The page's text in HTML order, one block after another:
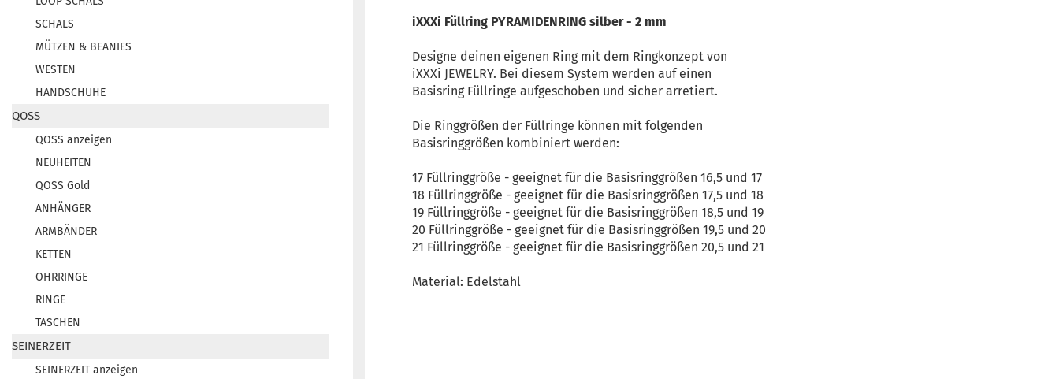
iXXXi Füllring PYRAMIDENRING silber - 2 mm
Designe deinen eigenen Ring mit dem Ringkonzept von
iXXXi JEWELRY. Bei diesem System werden auf einen
Basisring Füllringe aufgeschoben und sicher arretiert.
Die Ringgrößen der Füllringe können mit folgenden
Basisringgrößen kombiniert werden:
17 Füllringgröße - geeignet für die Basisringgrößen 16,5 und 17
18 Füllringgröße - geeignet für die Basisringgrößen 17,5 und 18
19 Füllringgröße - geeignet für die Basisringgrößen 18,5 und 19
20 Füllringgröße - geeignet für die Basisringgrößen 19,5 und 20
21 Füllringgröße - geeignet für die Basisringgrößen 20,5 und 21
Material: Edelstahl
SCHALS
MÜTZEN & BEANIES
WESTEN
HANDSCHUHE
QOSS
QOSS anzeigen
NEUHEITEN
QOSS Gold
ANHÄNGER
ARMBÄNDER
KETTEN
OHRRINGE
RINGE
TASCHEN
SEINERZEIT
SEINERZEIT anzeigen